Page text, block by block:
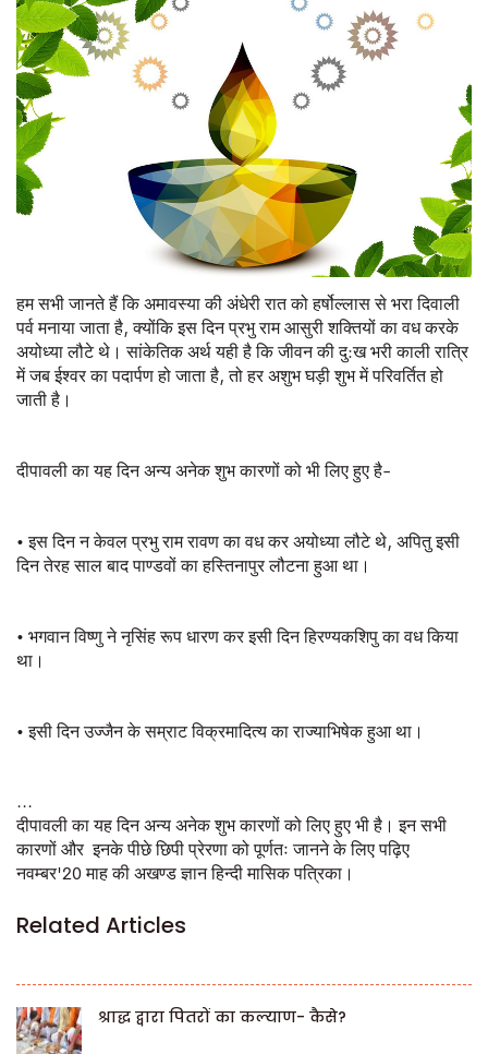
हम सभी जानते हैं कि अमावस्या की अंधेरी रात को हर्षोल्लास से भरा दिवाली
पर्व मनाया जाता है, क्योंकि इस दिन प्रभु राम आसुरी शक्तियों का वध करके
अयोध्या लौटे थे। सांकेतिक अर्थ यही है कि जीवन की दु:ख भरी काली रात्रि
में जब ईश्वर का पदार्पण हो जाता है, तो हर अशुभ घड़ी शुभ में परिवर्तित हो
जाती है।
दीपावली का यह दिन अन्य अनेक शुभ कारणों को भी लिए हुए है-
• इस दिन न केवल प्रभु राम रावण का वध कर अयोध्या लौटे थे, अपितु इसी
दिन तेरह साल बाद पाण्डवों का हस्तिनापुर लौटना हुआ था।
• भगवान विष्णु ने नृसिंह रूप धारण कर इसी दिन हिरण्यकशिपु का वध किया
था।
• इसी दिन उज्जैन के सम्राट विक्रमादित्य का राज्याभिषेक हुआ था।
...
दीपावली का यह दिन अन्य अनेक शुभ कारणों को लिए हुए भी है। इन सभी
कारणों और इनके पीछे छिपी प्रेरणा को पूर्णतः जानने के लिए पढ़िए
नवम्बर'20 माह की अखण्ड ज्ञान हिन्दी मासिक पत्रिका।
Related Articles
श्राद्ध द्वारा पितरों का कल्याण- कैसे?